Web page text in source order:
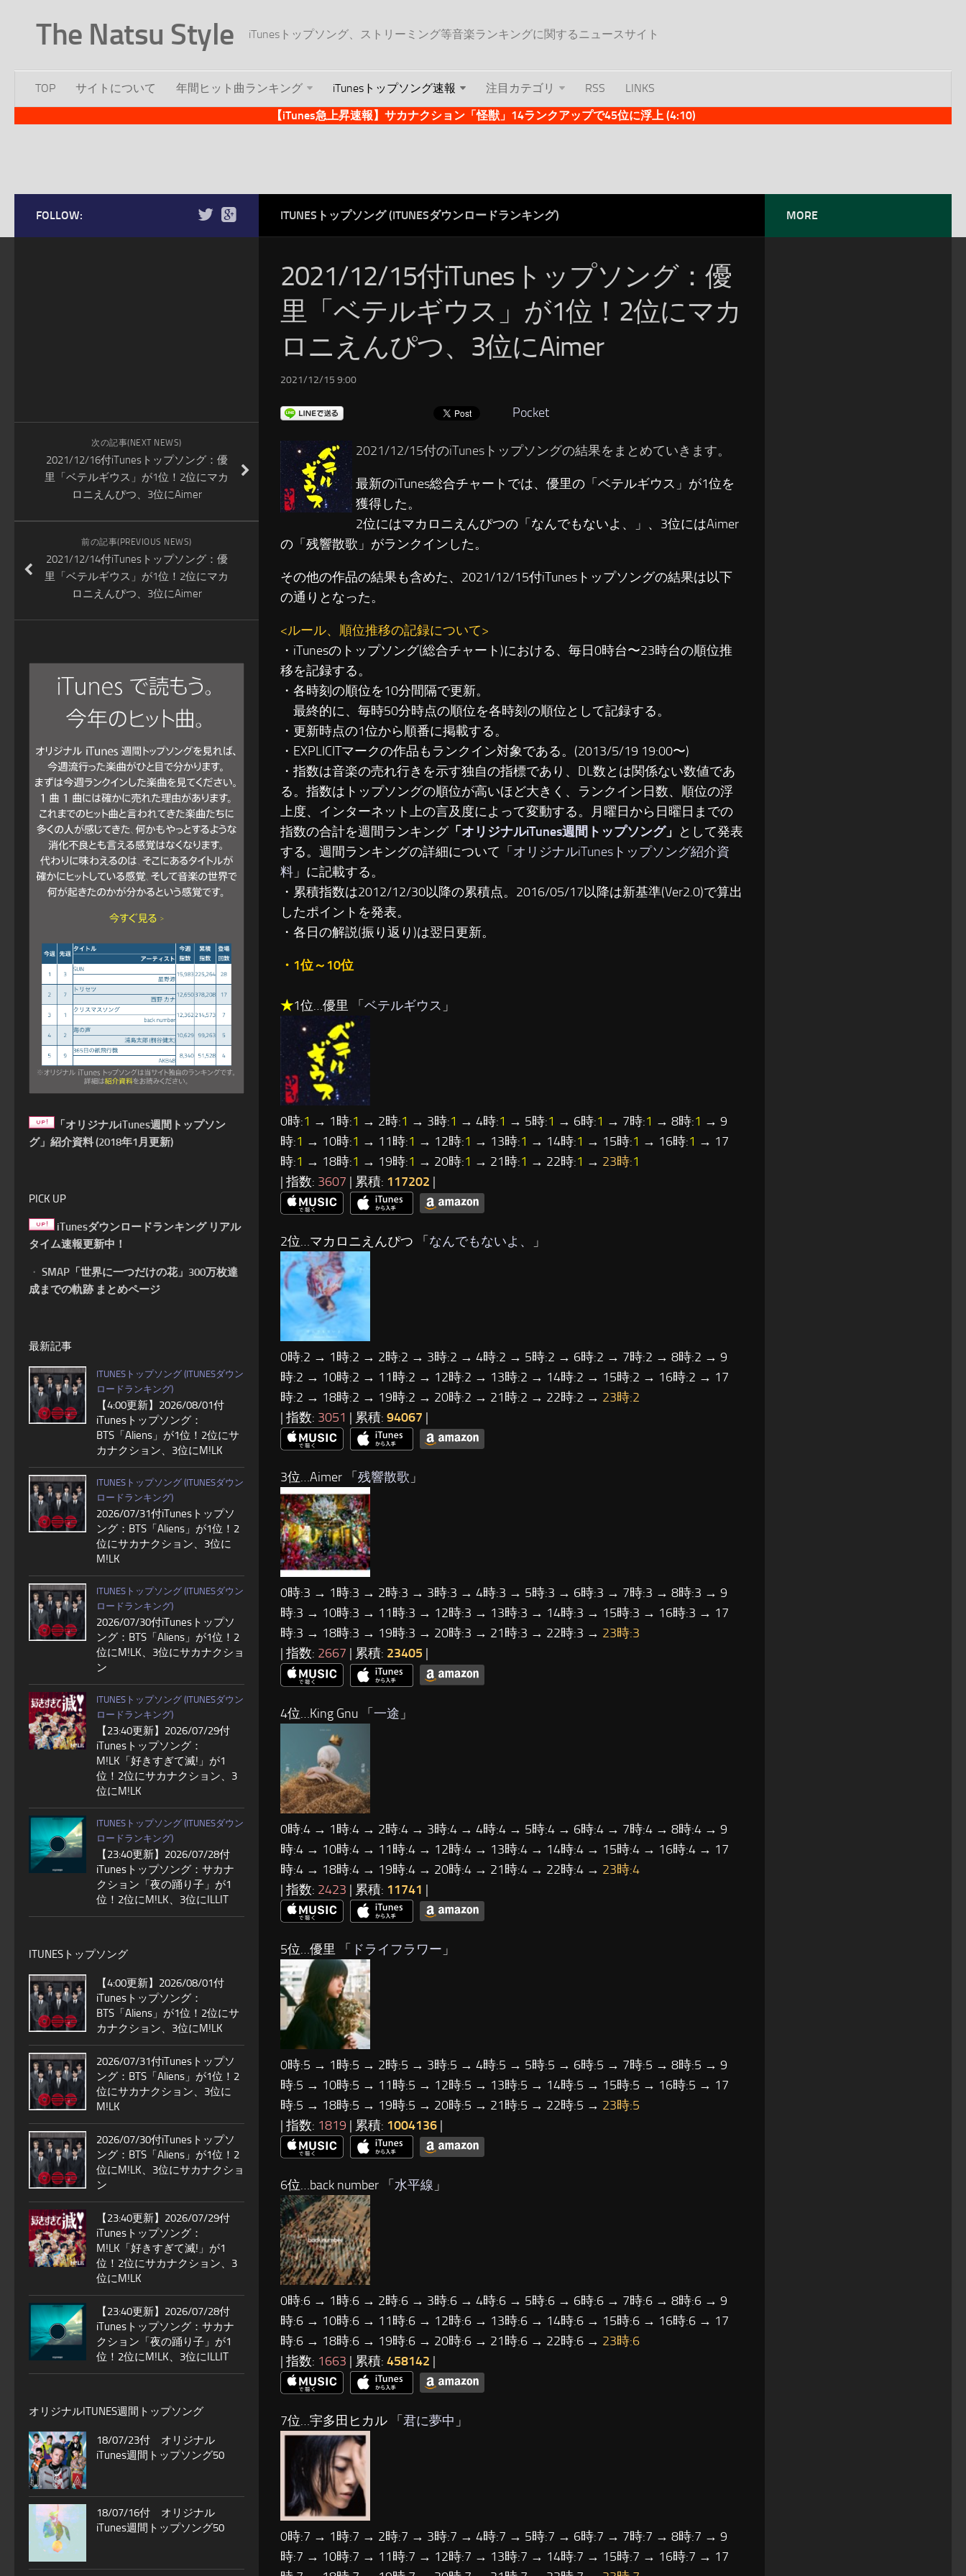
The Natsu Style iTunesトップソング、ストリーミング等音楽ランキングに関するニュースサイト
TOP サイトについて 年間ヒット曲ランキング iTunesトップソング速報 注目カテゴリ RSS
LINKS
【iTunes急上昇速報】サカナクション「怪獣」14ランクアップで45位に浮上 (4:10)
ITUNESトップソング (ITUNESダウンロードランキング)
2021/12/15付iTunesトップソング：優
里「ベテルギウス」が1位！2位にマカ
ロニえんぴつ、3位にAimer
2021/12/15 9:00
Pocket
2021/12/15付のiTunesトップソングの結果をまとめていきます。
最新のiTunes総合チャートでは、優里の「ベテルギウス」が1位を
獲得した。
2位にはマカロニえんぴつの「なんでもないよ、」、3位にはAimer
の「残響散歌」がランクインした。
その他の作品の結果も含めた、2021/12/15付iTunesトップソングの結果は以下
の通りとなった。
<ルール、順位推移の記録について>
・iTunesのトップソング(総合チャート)における、毎日0時台〜23時台の順位推
移を記録する。
・各時刻の順位を10分間隔で更新。
最終的に、毎時50分時点の順位を各時刻の順位として記録する。
・更新時点の1位から順番に掲載する。
・EXPLICITマークの作品もランクイン対象である。(2013/5/19 19:00〜)
・指数は音楽の売れ行きを示す独自の指標であり、DL数とは関係ない数値であ
る。指数はトップソングの順位が高いほど大きく、ランクイン日数、順位の浮
上度、インターネット上の言及度によって変動する。月曜日から日曜日までの
指数の合計を週間ランキング「 オリジナルiTunes週間トップソング」 として発表
する。週間ランキングの詳細について「 オリジナルiTunesトップソング紹介資
料 」に記載する。
・累積指数は2012/12/30以降の累積点。2016/05/17以降は新基準(Ver2.0)で算出
したポイントを発表。
・各日の解説(振り返り)は翌日更新。
・1位～10位
★1位…優里 「 ベテルギウス 」
0時:1 → 1時:1 → 2時:1 → 3時:1 → 4時:1 → 5時:1 → 6時:1 → 7時:1 → 8時:1 → 9
時:1 → 10時:1 → 11時:1 → 12時:1 → 13時:1 → 14時:1 → 15時:1 → 16時:1 → 17
時:1 → 18時:1 → 19時:1 → 20時:1 → 21時:1 → 22時:1 → 23時:1
| 指数: 3607 | 累積: 117202 |
2位…マカロニえんぴつ 「 なんでもないよ、 」
0時:2 → 1時:2 → 2時:2 → 3時:2 → 4時:2 → 5時:2 → 6時:2 → 7時:2 → 8時:2 → 9
時:2 → 10時:2 → 11時:2 → 12時:2 → 13時:2 → 14時:2 → 15時:2 → 16時:2 → 17
時:2 → 18時:2 → 19時:2 → 20時:2 → 21時:2 → 22時:2 → 23時:2
| 指数: 3051 | 累積: 94067 |
3位…Aimer 「 残響散歌 」
0時:3 → 1時:3 → 2時:3 → 3時:3 → 4時:3 → 5時:3 → 6時:3 → 7時:3 → 8時:3 → 9
時:3 → 10時:3 → 11時:3 → 12時:3 → 13時:3 → 14時:3 → 15時:3 → 16時:3 → 17
時:3 → 18時:3 → 19時:3 → 20時:3 → 21時:3 → 22時:3 → 23時:3
| 指数: 2667 | 累積: 23405 |
4位…King Gnu 「一途 」
0時:4 → 1時:4 → 2時:4 → 3時:4 → 4時:4 → 5時:4 → 6時:4 → 7時:4 → 8時:4 → 9
時:4 → 10時:4 → 11時:4 → 12時:4 → 13時:4 → 14時:4 → 15時:4 → 16時:4 → 17
時:4 → 18時:4 → 19時:4 → 20時:4 → 21時:4 → 22時:4 → 23時:4
| 指数: 2423 | 累積: 11741 |
5位…優里 「 ドライフラワー 」
0時:5 → 1時:5 → 2時:5 → 3時:5 → 4時:5 → 5時:5 → 6時:5 → 7時:5 → 8時:5 → 9
時:5 → 10時:5 → 11時:5 → 12時:5 → 13時:5 → 14時:5 → 15時:5 → 16時:5 → 17
時:5 → 18時:5 → 19時:5 → 20時:5 → 21時:5 → 22時:5 → 23時:5
| 指数: 1819 | 累積: 1004136 |
6位…back number 「 水平線 」
0時:6 → 1時:6 → 2時:6 → 3時:6 → 4時:6 → 5時:6 → 6時:6 → 7時:6 → 8時:6 → 9
時:6 → 10時:6 → 11時:6 → 12時:6 → 13時:6 → 14時:6 → 15時:6 → 16時:6 → 17
時:6 → 18時:6 → 19時:6 → 20時:6 → 21時:6 → 22時:6 → 23時:6
| 指数: 1663 | 累積: 458142 |
7位…宇多田ヒカル 「 君に夢中 」
0時:7 → 1時:7 → 2時:7 → 3時:7 → 4時:7 → 5時:7 → 6時:7 → 7時:7 → 8時:7 → 9
時:7 → 10時:7 → 11時:7 → 12時:7 → 13時:7 → 14時:7 → 15時:7 → 16時:7 → 17
FOLLOW:
次の記事(NEXT NEWS)
2021/12/16付iTunesトップソング：優
里「ベテルギウス」が1位！2位にマカ
ロニえんぴつ、3位にAimer
前の記事(PREVIOUS NEWS)
2021/12/14付iTunesトップソング：優
里「ベテルギウス」が1位！2位にマカ
ロニえんぴつ、3位にAimer
「オリジナルiTunes週間トップソン
グ」紹介資料 (2018年1月更新)
PICK UP
iTunesダウンロードランキング リアル
タイム速報更新中！
・ SMAP「世界に一つだけの花」300万枚達
成までの軌跡 まとめページ
最新記事
ITUNESトップソング (ITUNESダウン
ロードランキング)
【4:00更新】2026/08/01付
iTunesトップソング：
BTS「Aliens」が1位！2位にサ
カナクション、3位にM!LK
ITUNESトップソング (ITUNESダウン
ロードランキング)
2026/07/31付iTunesトップソ
ング：BTS「Aliens」が1位！2
位にサカナクション、3位に
M!LK
ITUNESトップソング (ITUNESダウン
ロードランキング)
2026/07/30付iTunesトップソ
ング：BTS「Aliens」が1位！2
位にM!LK、3位にサカナクショ
ン
ITUNESトップソング (ITUNESダウン
ロードランキング)
【23:40更新】2026/07/29付
iTunesトップソング：
M!LK「好きすぎて滅!」が1
位！2位にサカナクション、3
位にM!LK
ITUNESトップソング (ITUNESダウン
ロードランキング)
【23:40更新】2026/07/28付
iTunesトップソング：サカナ
クション「夜の踊り子」が1
位！2位にM!LK、3位にILLIT
ITUNESトップソング
【4:00更新】2026/08/01付
iTunesトップソング：
BTS「Aliens」が1位！2位にサ
カナクション、3位にM!LK
2026/07/31付iTunesトップソ
ング：BTS「Aliens」が1位！2
位にサカナクション、3位に
M!LK
2026/07/30付iTunesトップソ
ング：BTS「Aliens」が1位！2
位にM!LK、3位にサカナクショ
ン
【23:40更新】2026/07/29付
iTunesトップソング：
M!LK「好きすぎて滅!」が1
位！2位にサカナクション、3
位にM!LK
【23:40更新】2026/07/28付
iTunesトップソング：サカナ
クション「夜の踊り子」が1
位！2位にM!LK、3位にILLIT
オリジナルITUNES週間トップソング
18/07/23付 オリジナル
iTunes週間トップソング50
18/07/16付 オリジナル
iTunes週間トップソング50
MORE